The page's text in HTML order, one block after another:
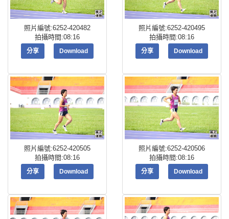
照片編號:6252-420482
拍攝時間:08:16
分享 Download
照片編號:6252-420495
拍攝時間:08:16
分享 Download
照片編號:6252-420505
拍攝時間:08:16
分享 Download
照片編號:6252-420506
拍攝時間:08:16
分享 Download